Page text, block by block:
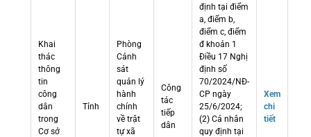
Khai
thác
thông
tin
công
dân
trong
Cơ sở
Tỉnh
Phòng
Cảnh
sát
quản lý
hành
chính
về trật
tự xã
Công
tác
tiếp
dân
định tại điểm
a, điểm b,
điểm c, điểm
đ khoản 1
Điều 17 Nghị
định số
70/2024/NĐ-
CP ngày
25/6/2024;
(2) Cá nhân
quy định tại
Xem
chi
tiết